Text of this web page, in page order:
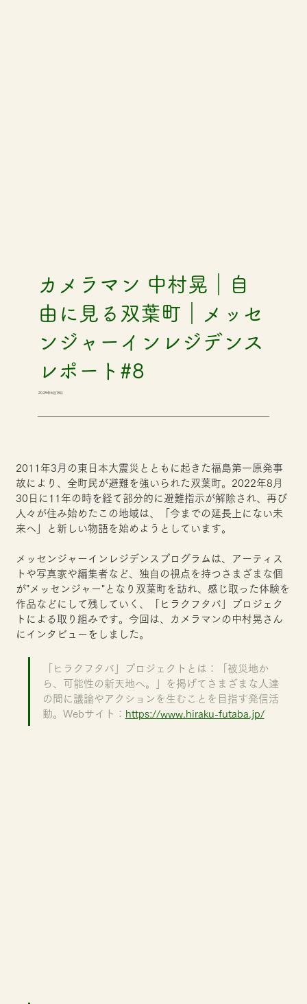
カメラマン 中村晃｜自
由に見る双葉町｜メッセ
ンジャーインレジデンス
レポート#8
2025年6月13日
2011年3月の東日本大震災とともに起きた福島第一原発事
故により、全町民が避難を強いられた双葉町。2022年8月
30日に11年の時を経て部分的に避難指示が解除され、再び
人々が住み始めたこの地域は、「今までの延長上にない未
来へ」と新しい物語を始めようとしています。
メッセンジャーインレジデンスプログラムは、アーティス
トや写真家や編集者など、独自の視点を持つさまざまな個
が"メッセンジャー"となり双葉町を訪れ、感じ取った体験を
作品などにして残していく、「ヒラクフタバ」プロジェク
トによる取り組みです。今回は、カメラマンの中村晃さん
にインタビューをしました。
「ヒラクフタバ」プロジェクトとは：「被災地か
ら、可能性の新天地へ。」を掲げてさまざまな人達
の間に議論やアクションを生むことを目指す発信活
動。Webサイト： https://www.hiraku-futaba.jp/